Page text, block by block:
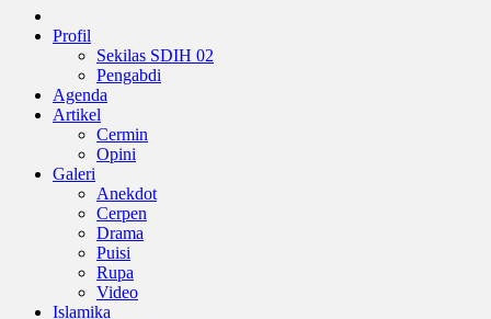
Profil
Sekilas SDIH 02
Pengabdi
Agenda
Artikel
Cermin
Opini
Galeri
Anekdot
Cerpen
Drama
Puisi
Rupa
Video
Islamika